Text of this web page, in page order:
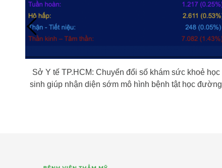
Sở Y tế TP.HCM: Chuyển đổi số khám sức khoẻ học
sinh giúp nhận diện sớm mô hình bệnh tật học đường